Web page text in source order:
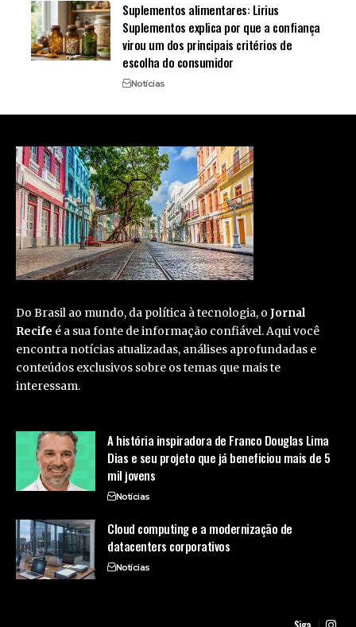
Suplementos alimentares: Lirius
Suplementos explica por que a confiança
virou um dos principais critérios de
escolha do consumidor
Notícias
Do Brasil ao mundo, da política à tecnologia, o Jornal
Recife é a sua fonte de informação confiável. Aqui você
encontra notícias atualizadas, análises aprofundadas e
conteúdos exclusivos sobre os temas que mais te
interessam.
A história inspiradora de Franco Douglas Lima
Dias e seu projeto que já beneficiou mais de 5
mil jovens
Notícias
Cloud computing e a modernização de
datacenters corporativos
Notícias